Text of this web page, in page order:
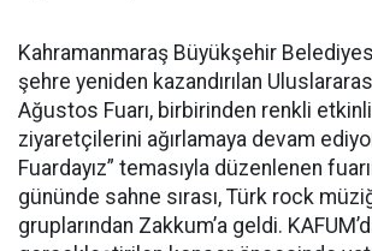
Kahramanmaraş Büyükşehir
şehre yeniden kazandırılan
Ağustos Fuarı, birbirinden renkli
ziyaretçilerini ağırlamaya devam
Fuardayız” temasıyla düzenlenen
gününde sahne sırası, Türk rock
gruplarından Zakkum’a geldi.